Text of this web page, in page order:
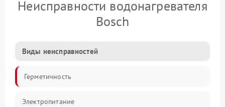
Неисправности водонагревателя
Bosch
Виды неисправностей
Герметичность
Электропитание